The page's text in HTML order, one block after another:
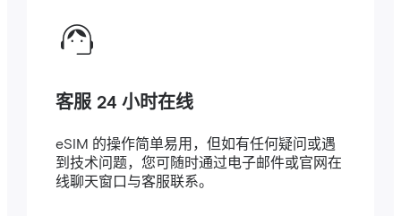
客服 24 小时在线
eSIM 的操作简单易用，但如有任何疑问或遇
到技术问题，您可随时通过电子邮件或官网在
线聊天窗口与客服联系。